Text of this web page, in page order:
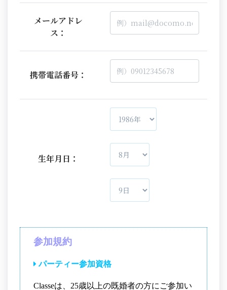
メールアドレ
ス：
携帯電話番号：
生年月日：